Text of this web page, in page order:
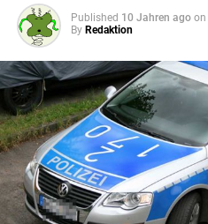
Published 10 Jahren ago on
By Redaktion